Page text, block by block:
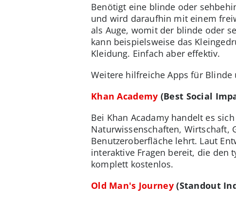
Benötigt eine blinde oder
und wird daraufhin mit einem
als Auge, womit der blinde oder
kann beispielsweise das
Kleidung. Einfach aber effektiv.
Weitere hilfreiche Apps für
Khan Academy (Best Social
Bei Khan Acadamy handelt es
Naturwissenschaften, Wirtschaft,
Benutzeroberfläche lehrt. Laut
interaktive Fragen bereit, die den
komplett kostenlos.
Old Man's Journey(Standout